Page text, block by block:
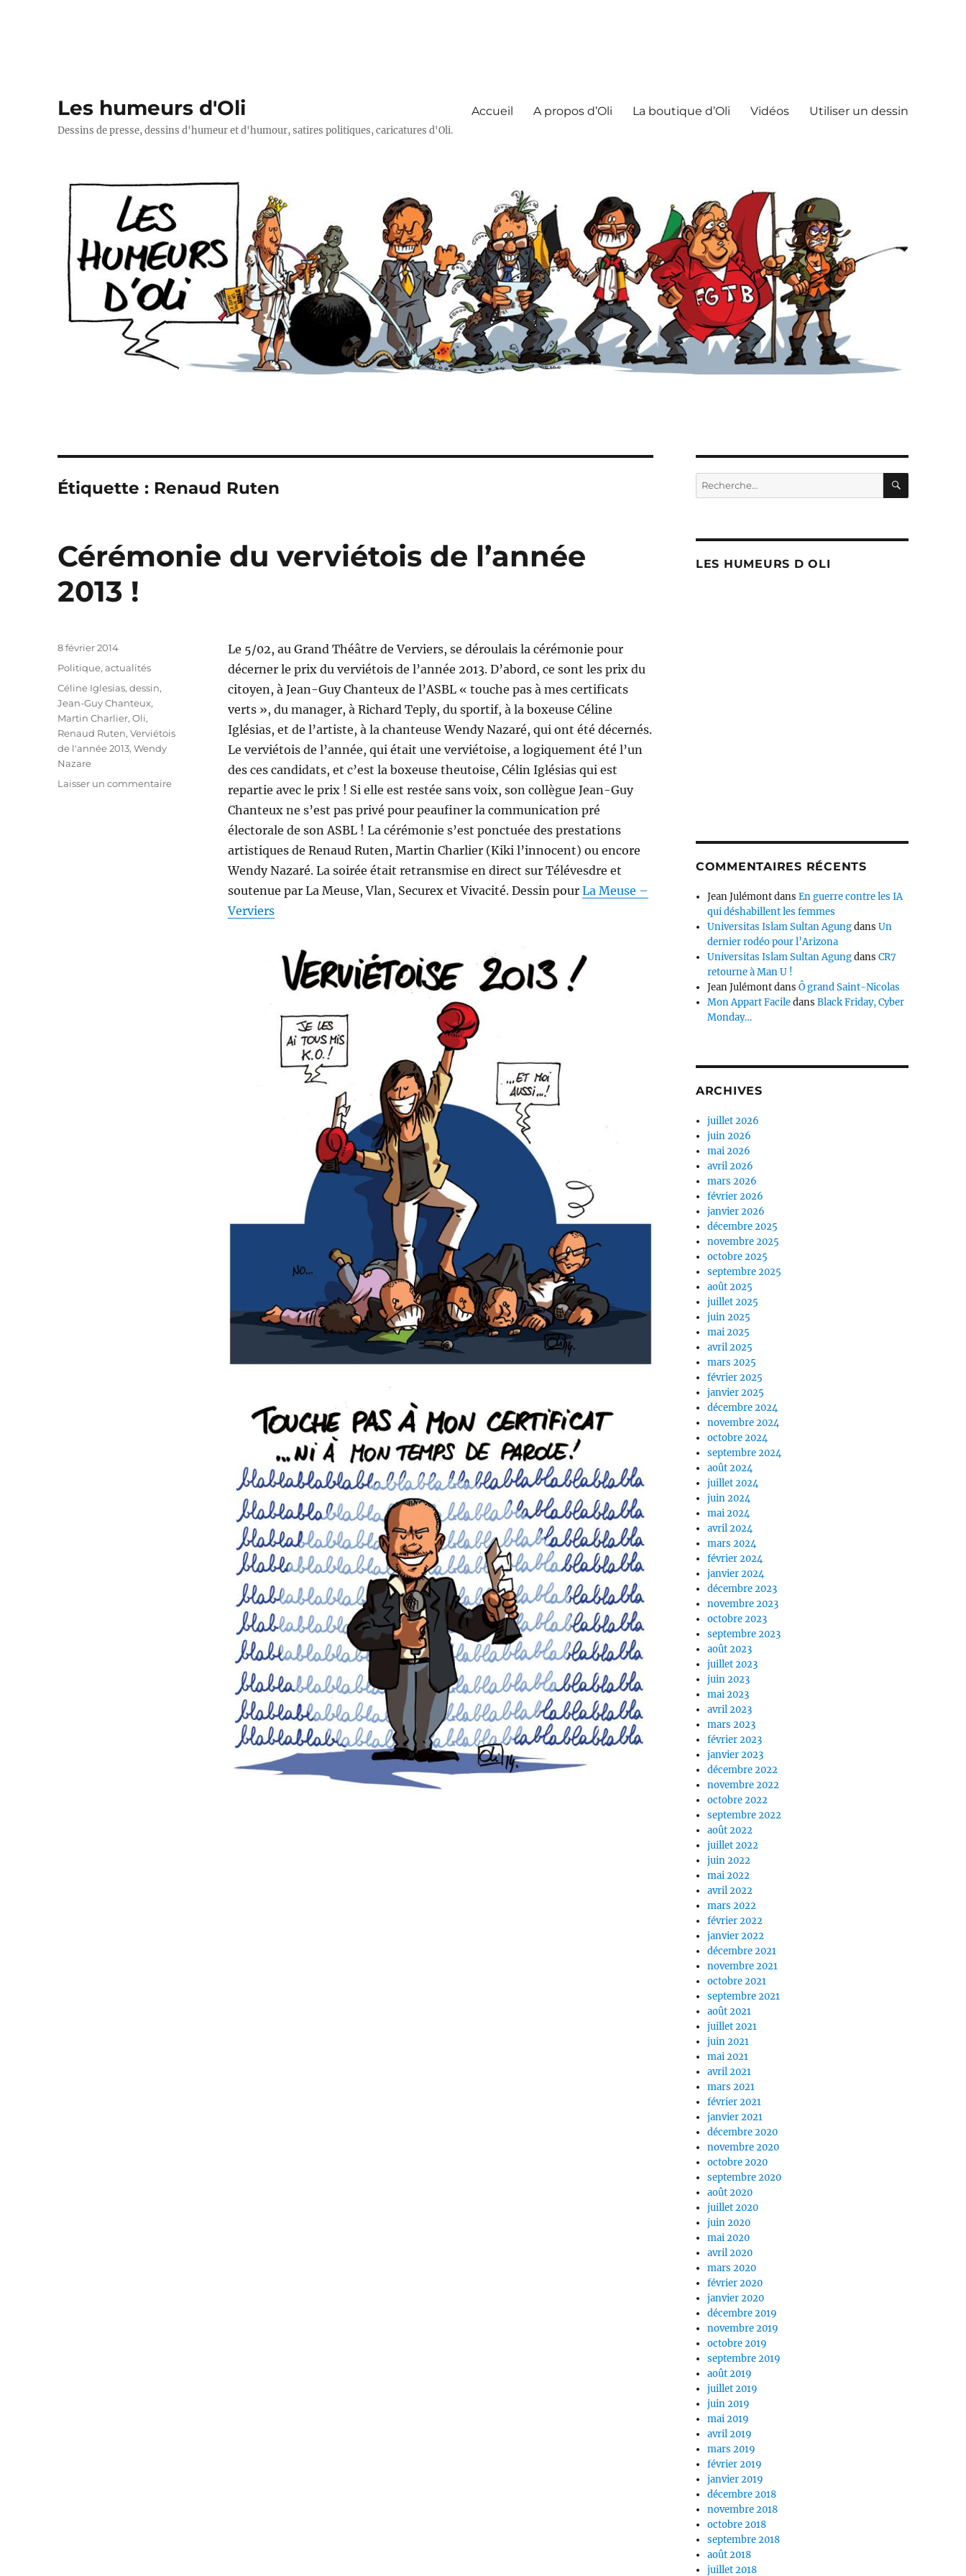
Les humeurs d'Oli
Dessins de presse, dessins d'humeur et d'humour, satires politiques, caricatures d'Oli.
Accueil A propos d’Oli La boutique d’Oli Vidéos Utiliser un dessin
Étiquette : Renaud Ruten
Cérémonie du verviétois de l’année
2013 !
Le 5/02, au Grand Théâtre de Verviers, se déroulais la cérémonie pour
décerner le prix du verviétois de l’année 2013. D’abord, ce sont les prix du
citoyen, à Jean-Guy Chanteux de l’ASBL « touche pas à mes certificats
verts », du manager, à Richard Teply, du sportif, à la boxeuse Céline
Iglésias, et de l’artiste, à la chanteuse Wendy Nazaré, qui ont été décernés.
Le verviétois de l’année, qui était une verviétoise, a logiquement été l’un
des ces candidats, et c’est la boxeuse theutoise, Célin Iglésias qui est
repartie avec le prix ! Si elle est restée sans voix, son collègue Jean-Guy
Chanteux ne s’est pas privé pour peaufiner la communication pré
électorale de son ASBL ! La cérémonie s’est ponctuée des prestations
artistiques de Renaud Ruten, Martin Charlier (Kiki l’innocent) ou encore
Wendy Nazaré. La soirée était retransmise en direct sur Télévesdre et
soutenue par La Meuse, Vlan, Securex et Vivacité. Dessin pour La Meuse –
Verviers
Publié
8 février 2014
Catégories
Politique, actualités
Étiquettes
Céline Iglesias,dessin,
Jean-Guy Chanteux,
Martin Charlier,Oli,
Renaud Ruten,Verviétois
de l'année 2013,Wendy
Nazare
Laisser un commentairesur
Recherche
pour :
LES HUMEURS D OLI
COMMENTAIRES RÉCENTS
Jean JulémontdansEn guerre contre les IA
qui déshabillent les femmes
Universitas Islam Sultan AgungdansUn
dernier rodéo pour l’Arizona
Universitas Islam Sultan AgungdansCR7
retourne à Man U !
Jean JulémontdansÔ grand Saint-Nicolas
Mon Appart FaciledansBlack Friday, Cyber
Monday…
ARCHIVES
juillet 2026
juin 2026
mai 2026
avril 2026
mars 2026
février 2026
janvier 2026
décembre 2025
novembre 2025
octobre 2025
septembre 2025
août 2025
juillet 2025
juin 2025
mai 2025
avril 2025
mars 2025
février 2025
janvier 2025
décembre 2024
novembre 2024
octobre 2024
septembre 2024
août 2024
juillet 2024
juin 2024
mai 2024
avril 2024
mars 2024
février 2024
janvier 2024
décembre 2023
novembre 2023
octobre 2023
septembre 2023
août 2023
juillet 2023
juin 2023
mai 2023
avril 2023
mars 2023
février 2023
janvier 2023
décembre 2022
novembre 2022
octobre 2022
septembre 2022
août 2022
juillet 2022
juin 2022
mai 2022
avril 2022
mars 2022
février 2022
janvier 2022
décembre 2021
novembre 2021
octobre 2021
septembre 2021
août 2021
juillet 2021
juin 2021
mai 2021
avril 2021
mars 2021
février 2021
janvier 2021
décembre 2020
novembre 2020
octobre 2020
septembre 2020
août 2020
juillet 2020
juin 2020
mai 2020
avril 2020
mars 2020
février 2020
janvier 2020
décembre 2019
novembre 2019
octobre 2019
septembre 2019
août 2019
juillet 2019
juin 2019
mai 2019
avril 2019
mars 2019
février 2019
janvier 2019
décembre 2018
novembre 2018
octobre 2018
septembre 2018
août 2018
juillet 2018